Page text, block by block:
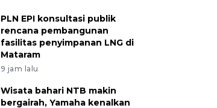
PLN EPI konsultasi publik
rencana pembangunan
fasilitas penyimpanan LNG di
Mataram
9 jam lalu
Wisata bahari NTB makin
bergairah, Yamaha kenalkan